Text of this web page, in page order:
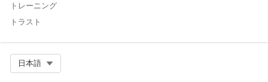
トレーニング
トラスト
日本語